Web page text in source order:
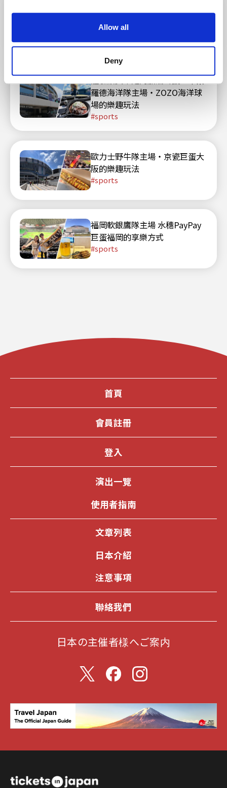
Allow all
Deny
埼玉西武獅隊主場・貝魯納巨蛋
的樂趣玩法
體驗默契十足的加油聲援！千葉
羅德海洋隊主場・ZOZO海洋球
場的樂趣玩法
sports
歐力士野牛隊主場・京瓷巨蛋大
阪的樂趣玩法
sports
福岡軟銀鷹隊主場 水穗PayPay
巨蛋福岡的享樂方式
sports
首頁
會員註冊
登入
演出一覽
使用者指南
文章列表
日本介紹
注意事項
聯絡我們
日本の主催者様へご案内